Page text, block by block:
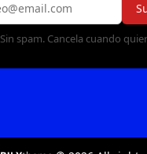
Sin spam. Cancela cuando